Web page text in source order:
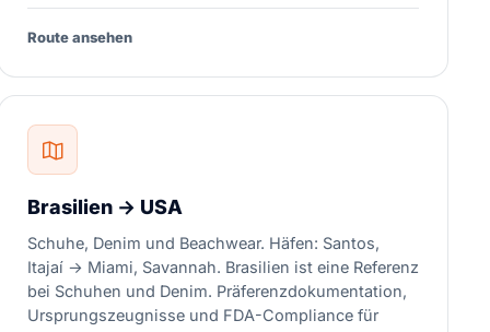
Route ansehen
Brasilien → USA
Schuhe, Denim und Beachwear. Häfen: Santos,
Itajaí → Miami, Savannah. Brasilien ist eine Referenz
bei Schuhen und Denim. Präferenzdokumentation,
Ursprungszeugnisse und FDA-Compliance für